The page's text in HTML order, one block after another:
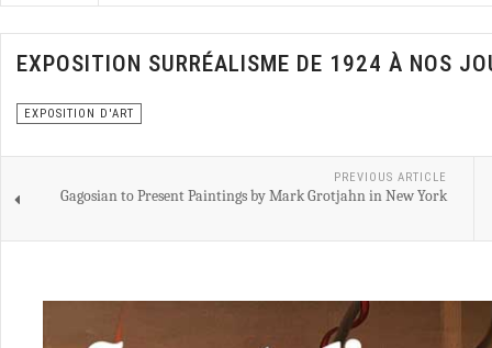
EXPOSITION SURRÉALISME DE 1924 À NOS
EXPOSITION D'ART
PREVIOUS ARTICLE
Gagosian to Present Paintings by Mark Grotjahn in New York